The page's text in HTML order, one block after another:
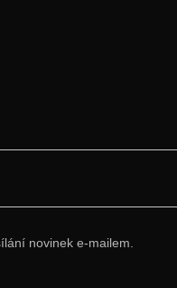
novinek e-mailem.